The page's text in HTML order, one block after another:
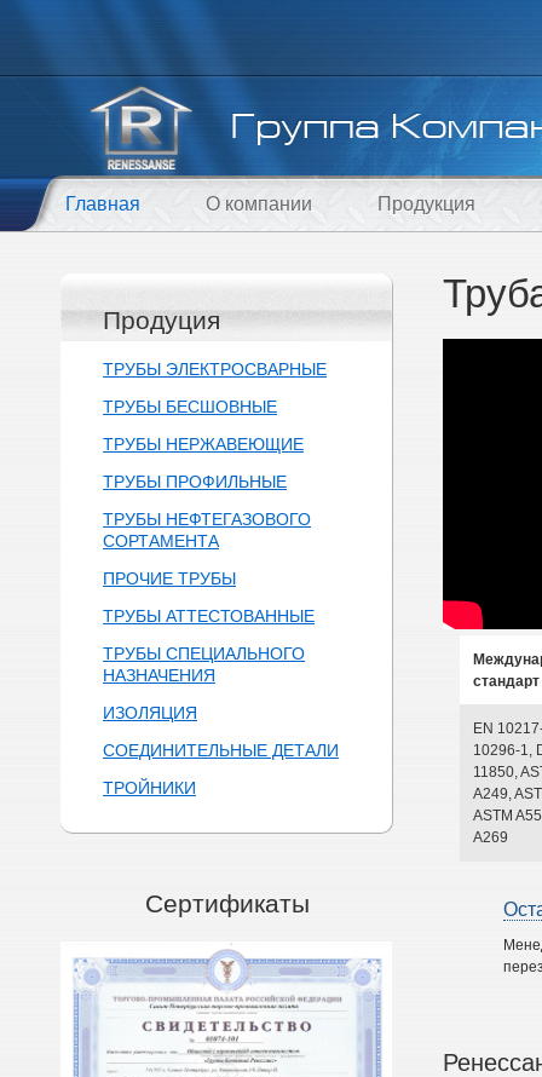
Главная О компании Продукция
Продуция
ТРУБЫ ЭЛЕКТРОСВАРНЫЕ
ТРУБЫ БЕСШОВНЫЕ
ТРУБЫ НЕРЖАВЕЮЩИЕ
ТРУБЫ ПРОФИЛЬНЫЕ
ТРУБЫ НЕФТЕГАЗОВОГО
СОРТАМЕНТА
ПРОЧИЕ ТРУБЫ
ТРУБЫ АТТЕСТОВАННЫЕ
ТРУБЫ СПЕЦИАЛЬНОГО
НАЗНАЧЕНИЯ
ИЗОЛЯЦИЯ
СОЕДИНИТЕЛЬНЫЕ ДЕТАЛИ
ТРОЙНИКИ
Сертификаты
стандарт
EN
10296-1,
11850,
A249,
ASTM
A269